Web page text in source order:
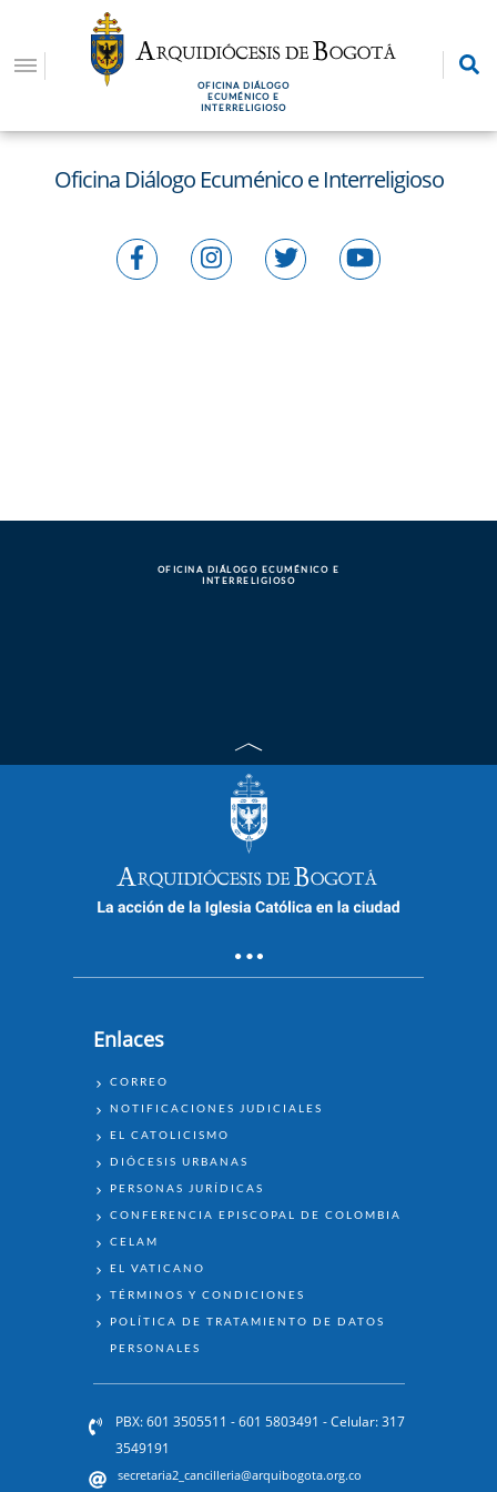
contenido
OFICINA DIÁLOGO
ECUMÉNICO E
INTERRELIGIOSO
Oficina Diálogo Ecuménico e Interreligioso
OFICINA DIÁLOGO ECUMÉNICO E
INTERRELIGIOSO
Enlaces
ENLACES
CORREO
NOTIFICACIONES JUDICIALES
EL CATOLICISMO
DIÓCESIS URBANAS
PERSONAS JURÍDICAS
CONFERENCIA EPISCOPAL DE COLOMBIA
CELAM
EL VATICANO
TÉRMINOS Y CONDICIONES
POLÍTICA DE TRATAMIENTO DE DATOS
PERSONALES
PBX: 601 3505511 - 601 5803491 - Celular: 317
3549191
secretaria2_cancilleria@arquibogota.org.co